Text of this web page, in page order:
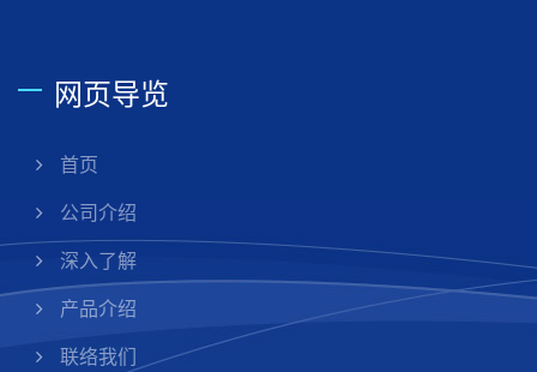
网页导览
首页
公司介绍
深入了解
产品介绍
联络我们